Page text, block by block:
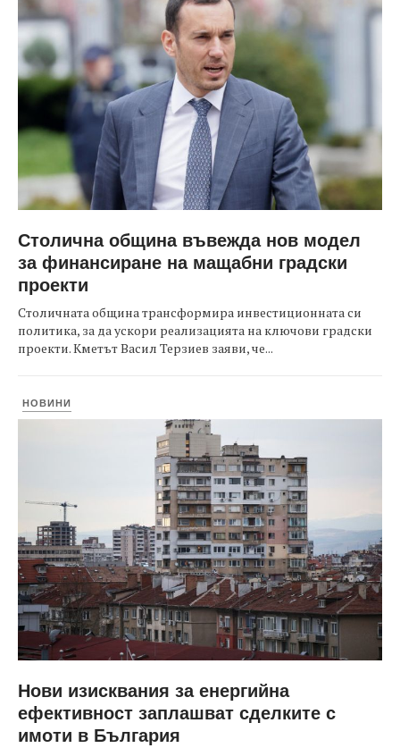
Столична община въвежда нов модел
за финансиране на мащабни градски
проекти
Столичната община трансформира инвестиционната си
политика, за да ускори реализацията на ключови градски
проекти. Кметът Васил Терзиев заяви, че...
НОВИНИ
Нови изисквания за енергийна
ефективност заплашват сделките с
имоти в България